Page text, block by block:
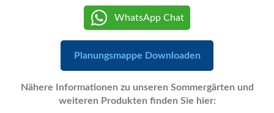
WhatsApp Chat
Planungsmappe Downloaden
Nähere Informationen zu unseren Sommergärten und
weiteren Produkten finden Sie hier: